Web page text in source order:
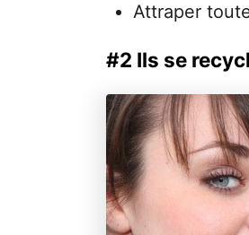
Attraper
#2 Ils se